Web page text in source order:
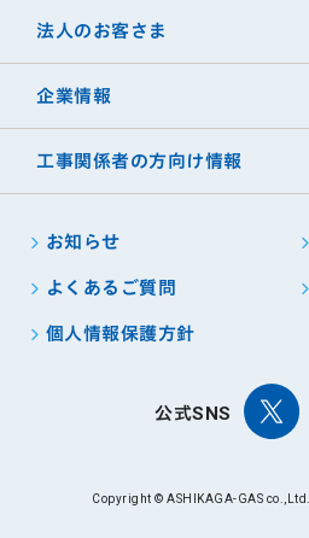
法人のお客さま
企業情報
工事関係者の方向け情報
お知らせ
よくあるご質問
個人情報保護方針
公式SNS
Copyright © ASHIKAGA-GAS